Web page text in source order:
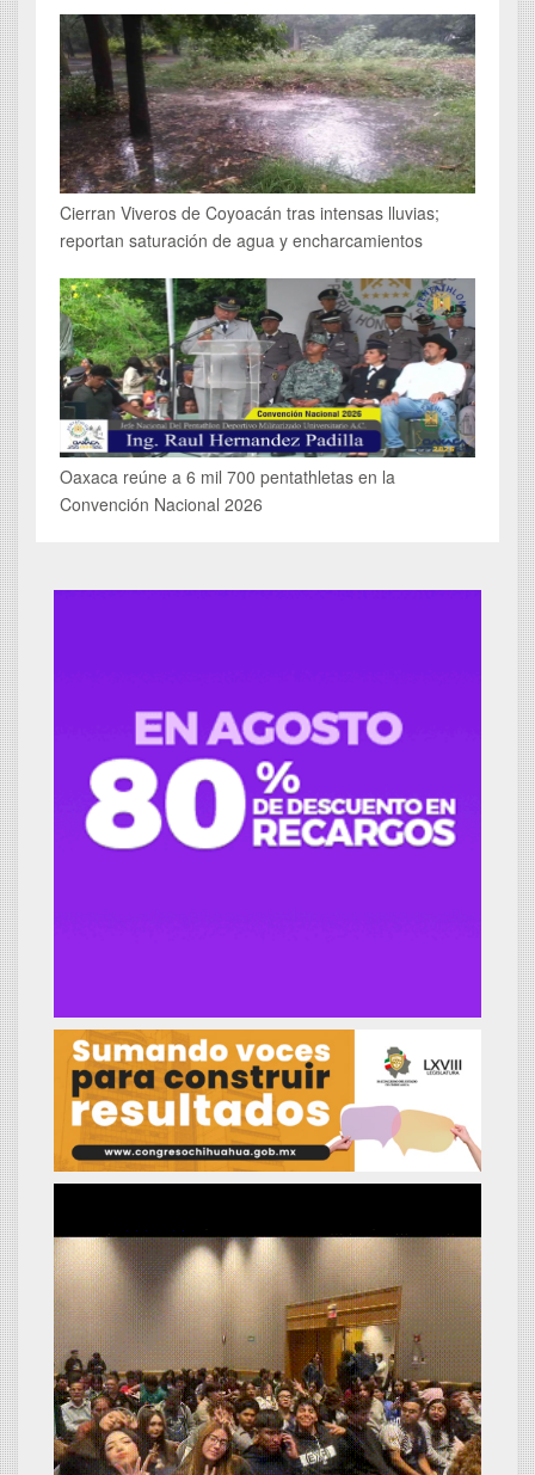
Cierran Viveros de Coyoacán tras intensas lluvias;
reportan saturación de agua y encharcamientos
Oaxaca reúne a 6 mil 700 pentathletas en la
Convención Nacional 2026